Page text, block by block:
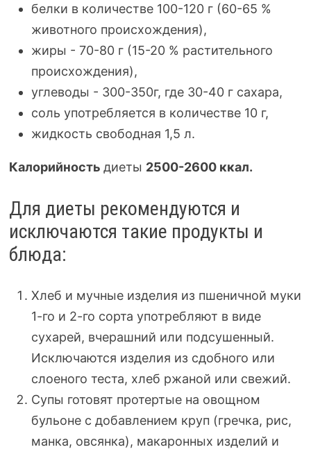
белки в количестве 100-120г (60-65 %
животного происхождения),
жиры - 70-80г (15-20% растительного
происхождения),
углеводы - 300-350г, где 30-40г сахара,
соль употребляется в количестве 10 г,
жидкость свободная 1,5 л.
Калорийность диеты 2500-2600 ккал.
Для диеты рекомендуются и
исключаются такие продукты и
блюда:
Хлеб и мучные изделия из пшеничной муки
1-го и 2-го сорта употребляют в виде
сухарей, вчерашний или подсушенный.
Исключаются изделия из сдобного или
слоеного теста, хлеб ржаной или свежий.
Супы готовят протертые на овощном
бульоне с добавлением круп (гречка, рис,
манка, овсянка), макаронных изделий и